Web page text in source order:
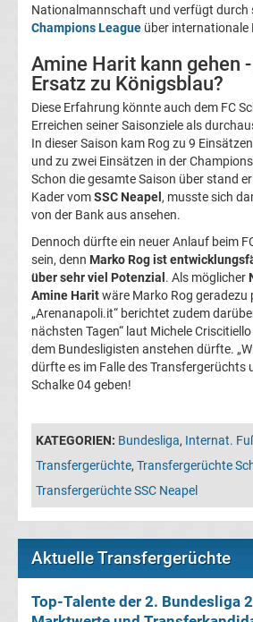
Fußball
UEFA
Youth
League
Fußball
WM
Fußball
EM
Frauenfußball
Amateurfußball
Transfergerüchte
-
Meldungen
Nationalmannschaft und verfügt durch
Champions League über internationale
Amine Harit kann gehen
Ersatz zu Königsblau?
Diese Erfahrung könnte auch dem FC
Erreichen seiner Saisonziele als
In dieser Saison kam Rog zu 9
und zu zwei Einsätzen in der
Schon die gesamte Saison über stand
Kader vomSSC Neapel , musste sich
von der Bank aus ansehen.
Dennoch dürfte ein neuer Anlauf beim
sein, denn Marko Rog ist
über sehr viel Potenzial . Als möglicher
Amine Haritwäre Marko Rog geradezu
„Arenanapoli.it“ berichtet zudem
nächsten Tagen“ laut Michele
dem Bundesligisten anstehen dürfte.
dürfte es im Falle des Transfergerüchts
Schalke 04 geben!
KATEGORIEN: Bundesliga, Internat.
Transfergerüchte, Transfergerüchte
Transfergerüchte SSC Neapel
Aktuelle Transfergerüchte
Top-Talente der 2. Bundesliga